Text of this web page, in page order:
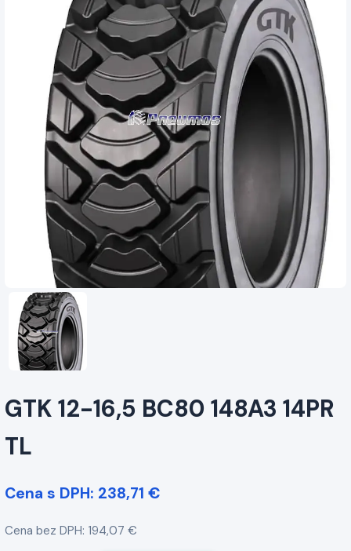
GTK 12-16,5 BC80 148A3 14PR
TL
Cena s DPH: 238,71 €
Cena bez DPH: 194,07 €